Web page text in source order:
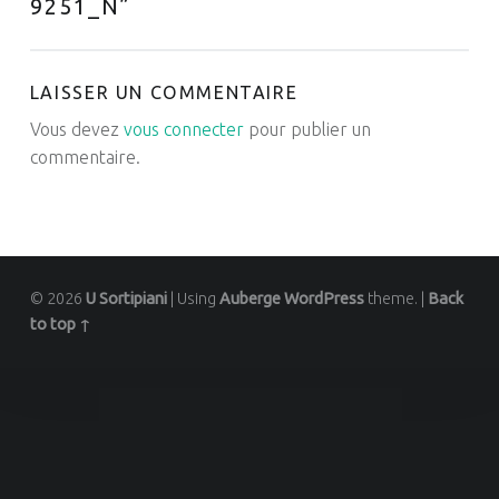
9251_N ”
LAISSER UN COMMENTAIRE
Vous devez vous connecterpour publier un
commentaire.
© 2026 U Sortipiani Using AubergeWordPresstheme.
Back
to top ↑